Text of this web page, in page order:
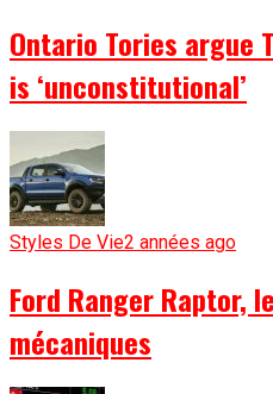
Ontario Tories argue
is ‘unconstitutional’
Styles De Vie2 années ago
Ford Ranger Raptor,
mécaniques